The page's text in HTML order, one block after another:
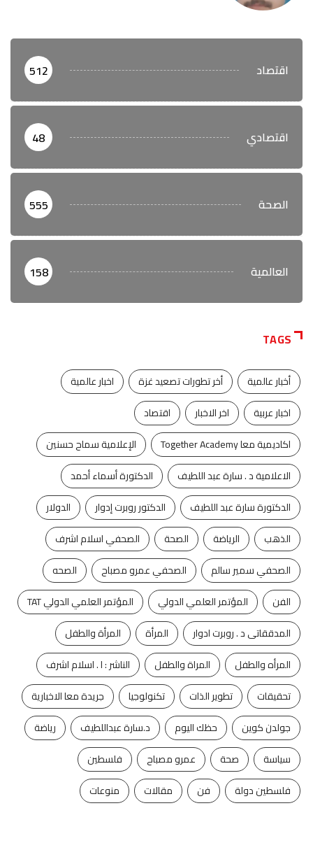
اقتصاد 512
اقتصادي 48
الصحة 555
العالمية 158
TAGS
أخبار عالمية أخر تطورات تصعيد غزة
اخبار عالمية
اخبار عربية
اخر الاخبار
اقتصاد
اكاديمية معا Together Academy
الإعلامية سماح حسنين
الاعلامية د . سارة عبد اللطيف
الدكتورة أسماء أحمد
الدكتورة سارة عبد اللطيف
الدكتور روبرت إدوار
الدولار
الذهب
الرياضة الصحة
الصحفي اسلام اشرف
الصحفي سمير سالم
الصحفي عمرو مصباح
الصحه
الفن
المؤتمر العلمي الدولي
المؤتمر العلمي الدولي TAT
المدققاتى د . روبرت ادوار
المرأة
المرأة والطفل
المرأه والطفل
المراة والطفل
الناشر : ا . اسلام اشرف
تحقيقات
تطوير الذات تكنولوجيا
جريدة معا الاخبارية
جولدن كوين
حظك اليوم د.سارة عبداللطيف
رياضة
سياسة
صحة عمرو مصباح
فلسطين
فلسطين دولة
فن مقالات منوعات